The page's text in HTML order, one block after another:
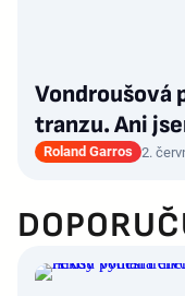
Vondroušová
tranzu. Ani
Roland Garros 2.